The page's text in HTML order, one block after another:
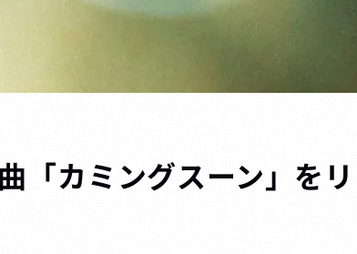
「カミングスーン」を